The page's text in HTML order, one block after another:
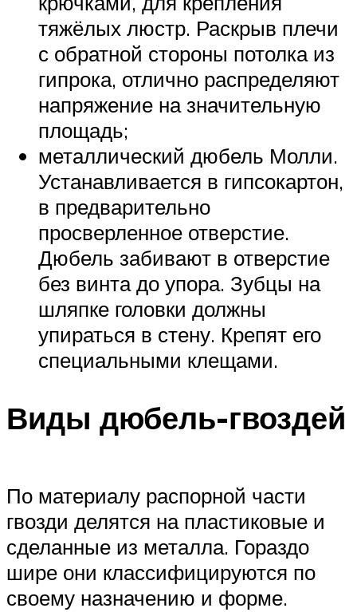
тяжёлых люстр. Раскрыв плечи
с обратной стороны потолка из
гипрока, отлично распределяют
напряжение на значительную
площадь;
металлический дюбель Молли.
Устанавливается в гипсокартон,
в предварительно
просверленное отверстие.
Дюбель забивают в отверстие
без винта до упора. Зубцы на
шляпке головки должны
упираться в стену. Крепят его
специальными клещами.
Виды дюбель-гвоздей
По материалу распорной части
гвозди делятся на пластиковые и
сделанные из металла. Гораздо
шире они классифицируются по
своему назначению и форме.